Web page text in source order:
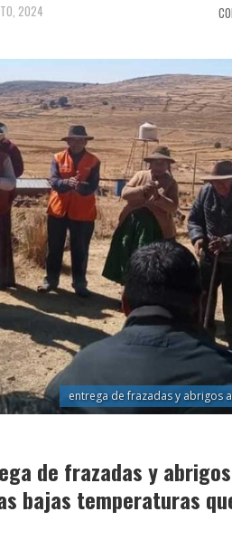
2024
entrega de frazadas y abrigos
de frazadas y
bajas temperaturas